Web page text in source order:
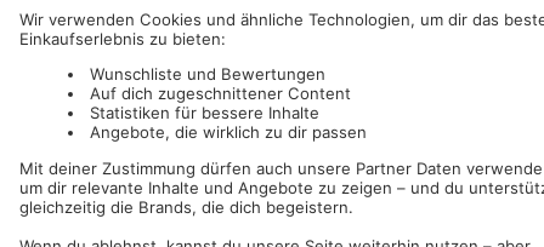
Wir akzeptieren